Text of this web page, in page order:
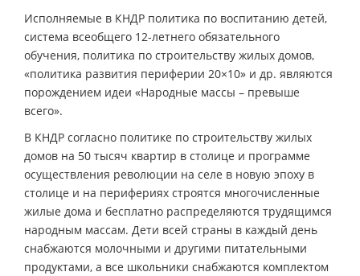
Исполняемые в КНДР политика по воспитанию детей,
система всеобщего 12-летнего обязательного
обучения, политика по строительству жилых домов,
«политика развития периферии 20×10» и др. являются
порождением идеи «Народные массы – превыше
всего».
В КНДР согласно политике по строительству жилых
домов на 50 тысяч квартир в столице и программе
осуществления революции на селе в новую эпоху в
столице и на перифериях строятся многочисленные
жилые дома и бесплатно распределяются трудящимся
народным массам. Дети всей страны в каждый день
снабжаются молочными и другими питательными
продуктами, а все школьники снабжаются комплектом